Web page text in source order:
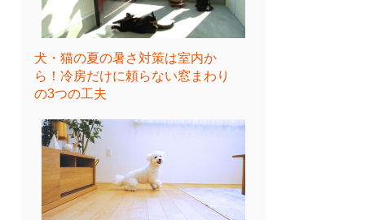
犬・猫の夏の暑さ対策は室内か
ら！冷房だけに頼らない窓まわり
の3つの工夫